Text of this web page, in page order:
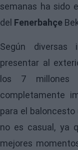
semanas ha sido
del Fenerbahçe
Según diversas
presentar al
los 7 millones
completamente
para el baloncesto
no es casual, ya
mejores